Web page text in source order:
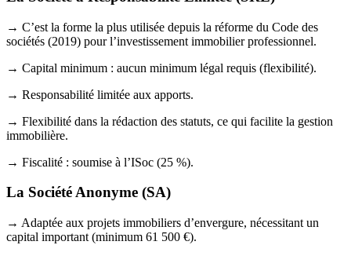
→ C’est la forme la plus utilisée depuis la réforme du Code des
sociétés (2019) pour l’investissement immobilier professionnel.
→ Capital minimum : aucun minimum légal requis (flexibilité).
→ Responsabilité limitée aux apports.
→ Flexibilité dans la rédaction des statuts, ce qui facilite la gestion
immobilière.
→ Fiscalité : soumise à l’ISoc (25 %).
La Société Anonyme (SA)
→ Adaptée aux projets immobiliers d’envergure, nécessitant un
capital important (minimum 61 500 €).